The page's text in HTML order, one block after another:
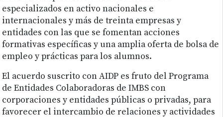
especializados en activo nacionales e
internacionales y más de treinta empresas y
entidades con las que se fomentan acciones
formativas específicas y una amplia oferta de bolsa de
empleo y prácticas para los alumnos.
El acuerdo suscrito con AIDP es fruto del Programa
de Entidades Colaboradoras de IMBS con
corporaciones y entidades públicas o privadas, para
favorecer el intercambio de relaciones y actividades